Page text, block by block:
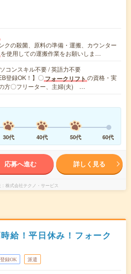
クの殺菌、原料の準備・運搬、カウンター
を使用しての運搬作業をお願いしま…
コンスキル不要 / 英語力不要
登録OK！】〇フォークリフトの資格・実
方〇フリーター、主婦(夫) …
30代 40代 50代 60代
応募へ進む 詳しく見る
株式会社テクノ・サービス
給！平日休み！フォーク
録OK 派遣